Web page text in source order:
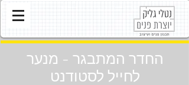
החדר המתבגר - מנער
לחייל לסטודנט